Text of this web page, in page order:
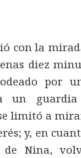
con la
diez
por
un
limitó a
y, en
de Nina,